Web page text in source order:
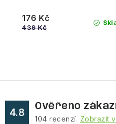
176 Kč
439 Kč
4.8
Ověřeno
104 recenzí. Zobrazit